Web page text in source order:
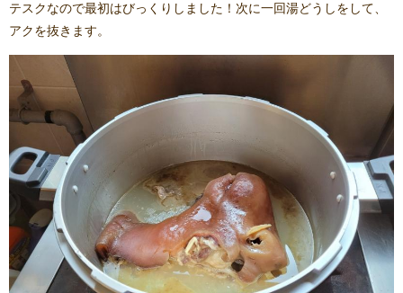
テスクなので最初はびっくりしました！次に一回湯どうしをして、
アクを抜きます。